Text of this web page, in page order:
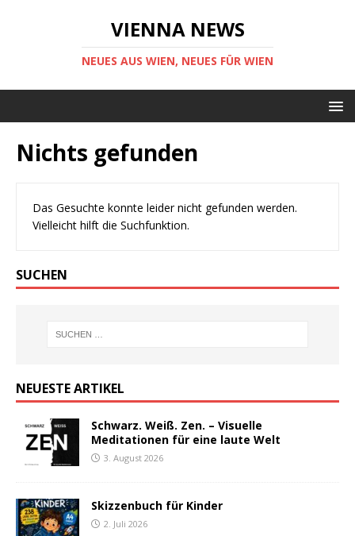
VIENNA NEWS
NEUES AUS WIEN, NEUES FÜR WIEN
Nichts gefunden
Das Gesuchte konnte leider nicht gefunden werden.
Vielleicht hilft die Suchfunktion.
SUCHEN
NEUESTE ARTIKEL
Schwarz. Weiß. Zen. – Visuelle
Meditationen für eine laute Welt
3. August 2026
Skizzenbuch für Kinder
2. Juli 2026